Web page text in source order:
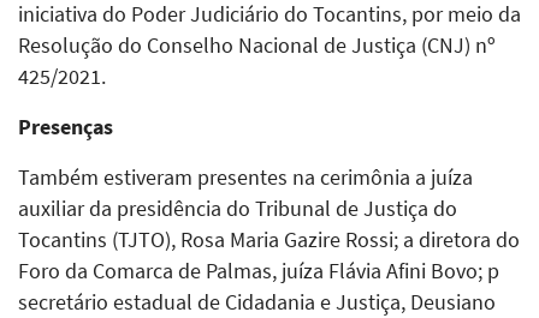
iniciativa do Poder Judiciário do Tocantins, por meio da
Resolução do Conselho Nacional de Justiça (CNJ) nº
425/2021.
Presenças
Também estiveram presentes na cerimônia a juíza
auxiliar da presidência do Tribunal de Justiça do
Tocantins (TJTO), Rosa Maria Gazire Rossi; a diretora do
Foro da Comarca de Palmas, juíza Flávia Afini Bovo; p
secretário estadual de Cidadania e Justiça, Deusiano